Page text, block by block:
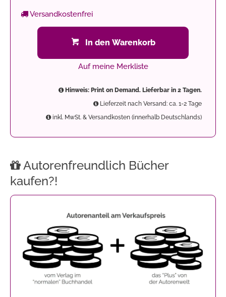
Versandkostenfrei
In den Warenkorb
Auf meine Merkliste
Hinweis: Print on Demand. Lieferbar in 2 Tagen.
Lieferzeit nach Versand: ca. 1-2 Tage
inkl. MwSt. & Versandkosten (innerhalb Deutschlands)
Autorenfreundlich Bücher
kaufen?!